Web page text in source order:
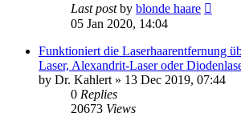
Last postby blonde haare
05 Jan 2020, 14:04
Funktioniert die Laserhaarentfernung
Laser, Alexandrit-Laser oder
by Dr. Kahlert » 13 Dec 2019, 07:44
0 Replies
20673 Views